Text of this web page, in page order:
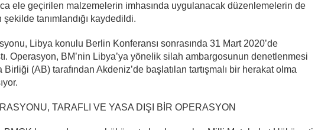
ele geçirilen malzemelerin imhasında uygulanacak düzenlemelerin de
tanımlandığı kaydedildi.
Libya konulu Berlin Konferansı sonrasında 31 Mart 2020’de
Operasyon, BM’nin Libya’ya yönelik silah ambargosunun denetlenmesi
Birliği (AB) tarafından Akdeniz’de başlatılan tartışmalı bir herakat olma
TARAFLI VE YASA DIŞI BİR OPERASYON